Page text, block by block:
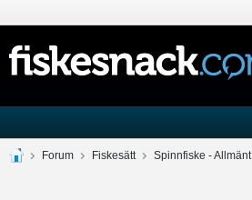
Forum Fiskesätt Spinnfiske - Allmänt